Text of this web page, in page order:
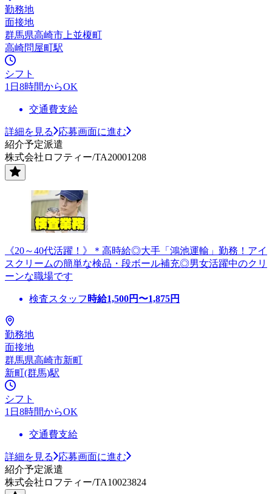
勤務地
面接地
群馬県高崎市上並榎町
高崎問屋町駅
シフト
1日8時間からOK
交通費支給
詳細を見る
応募画面に進む
紹介予定派遣
株式会社ロフティー/TA20001208
《20～40代活躍！》＊高時給◎大手「鴻池運輸」勤務！アイ
スクリームの簡単な検品・段ボール補充◎男女活躍中のクリ
ーンな職場です
検査スタッフ 時給1,500円〜1,875円
勤務地
面接地
群馬県高崎市新町
新町(群馬)駅
シフト
1日8時間からOK
交通費支給
詳細を見る
応募画面に進む
紹介予定派遣
株式会社ロフティー/TA10023824